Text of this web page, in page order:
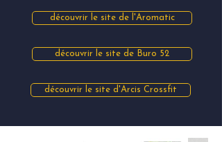
découvrir le site de l'Aromatic
découvrir le site de Buro 52
découvrir le site d'Arcis Crossfit